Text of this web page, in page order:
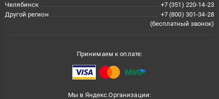
Челябинск
+7 (351) 220-14-23
Другой регион
+7 (800) 301-34-28
(бесплатный звонок)
Принимаем к оплате:
Мы в Яндекс.Организации: